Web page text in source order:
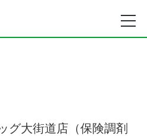
グ大街道店（保険調剤